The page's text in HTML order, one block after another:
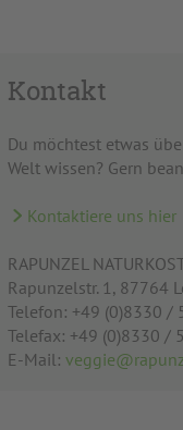
Kontakt
Du möchtest etwas
Welt wissen? Gern
Kontaktiere uns hier
RAPUNZEL
Rapunzelstr. 1, 87764
Telefon: +49 (0)8330 /
Telefax: +49 (0)8330 /
E-Mail: